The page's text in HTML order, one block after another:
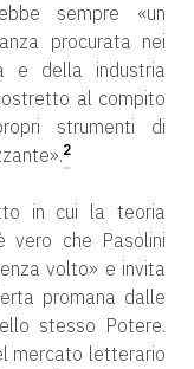
sempre «un
procurata nei
e della industria
al compito
strumenti di
2
in cui la teoria
vero che Pasolini
volto» e invita
promana dalle
stesso Potere.
mercato letterario